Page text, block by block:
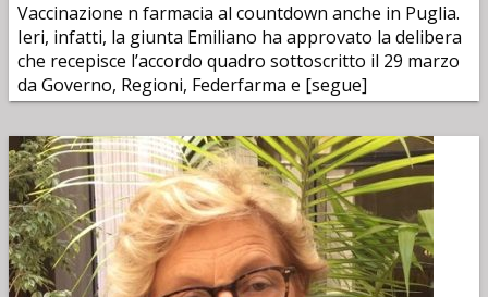
Vaccinazione n farmacia al countdown anche in Puglia.
Ieri, infatti, la giunta Emiliano ha approvato la delibera
che recepisce l’accordo quadro sottoscritto il 29 marzo
da Governo, Regioni, Federfarma e [segue]